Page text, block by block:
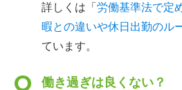
詳しくは「労働基準法で定
暇との違いや休日出勤のル
ています。
働き過ぎは良くない？